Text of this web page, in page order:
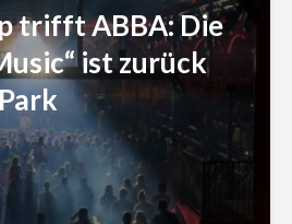
trifft ABBA: Die
ist zurück